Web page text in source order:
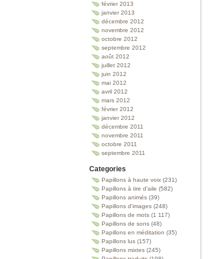
février 2013
janvier 2013
décembre 2012
novembre 2012
octobre 2012
septembre 2012
août 2012
juillet 2012
juin 2012
mai 2012
avril 2012
mars 2012
février 2012
janvier 2012
décembre 2011
novembre 2011
octobre 2011
septembre 2011
Categories
Papillons à haute voix (231)
Papillons à tire d'aile (582)
Papillons animés (39)
Papillons d'images (248)
Papillons de mots (1 117)
Papillons de sons (48)
Papillons en méditation (35)
Papillons lus (157)
Papillons mixtes (245)